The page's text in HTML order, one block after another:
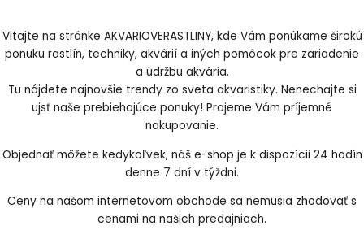
Vitajte na stránke AKVARIOVERASTLINY, kde Vám ponúkame širokú
ponuku rastlín, techniky, akvárií a iných pomôcok pre zariadenie
a údržbu akvária.
Tu nájdete najnovšie trendy zo sveta akvaristiky. Nenechajte si
ujsť naše prebiehajúce ponuky! Prajeme Vám príjemné
nakupovanie.
Objednať môžete kedykoľvek, náš e-shop je k dispozícii 24 hodín
denne 7 dní v týždni.
Ceny na našom internetovom obchode sa nemusia zhodovať s
cenami na našich predajniach.